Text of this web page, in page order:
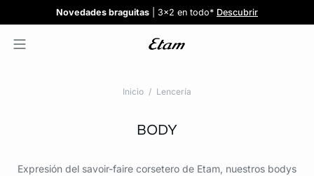
REBAJAS¡Ahora 3x2 en TODO*!Comprar
Confort invisible: Sujetadores desde 19,99€Descubrir
¡Nuevos modelos!: 5 braguitas por 35€Ver todas
Novedades braguitas | 3x2 en todo* Descubrir
Inicio Lencería
BODY
Expresión del savoir-faire corsetero de Etam, nuestros bodys